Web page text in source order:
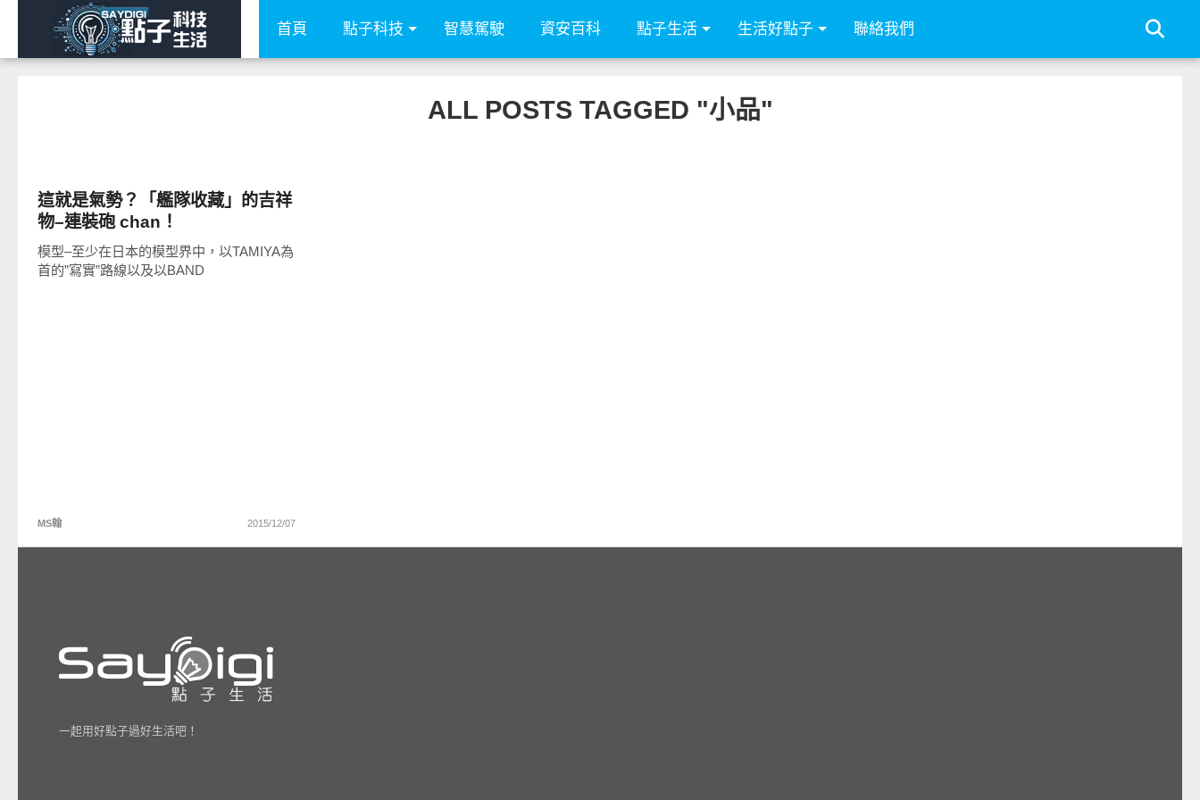
首頁 點子科技 智慧駕駛 資安百科 點子生活 生活好點子 聯絡我們
ALL POSTS TAGGED "小品"
這就是氣勢？「艦隊收藏」的吉祥
物–連裝砲 chan！
模型–至少在日本的模型界中，以TAMIYA為
首的”寫實”路線以及以BAND
MS翰 2015/12/07
一起用好點子過好生活吧！